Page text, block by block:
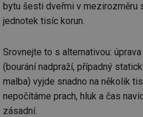
bytu šesti dveřmi v mezirozměru
jednotek tisíc korun.
Srovnejte to s alternativou:
(bourání nadpraží, případný
malba) vyjde snadno na několik
nepočítáme prach, hluk a čas
zásadní.